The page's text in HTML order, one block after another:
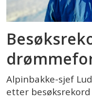
Alpinbakke-sjef
etter